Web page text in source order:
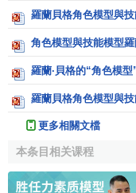
羅蘭貝格角色模型與
角色模型與技能模型
羅蘭·貝格的“角色模
羅蘭貝格角色模型與
更多相關文檔
本条目相关课程